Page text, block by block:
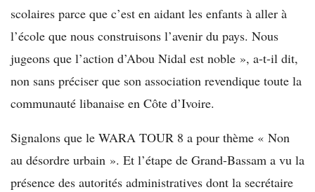
scolaires parce que c’est en aidant les enfants à aller à
l’école que nous construisons l’avenir du pays. Nous
jugeons que l’action d’Abou Nidal est noble », a-t-il dit,
non sans préciser que son association revendique toute la
communauté libanaise en Côte d’Ivoire.
Signalons que le WARA TOUR 8 a pour thème « Non
au désordre urbain ». Et l’étape de Grand-Bassam a vu la
présence des autorités administratives dont la secrétaire